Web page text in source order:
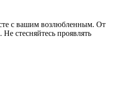
с вашим возлюбленным. От
стесняйтесь проявлять